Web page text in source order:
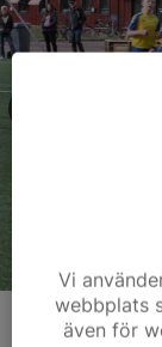
Vi
webbplats
även för